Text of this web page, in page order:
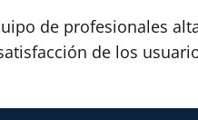
de profesionales
de los